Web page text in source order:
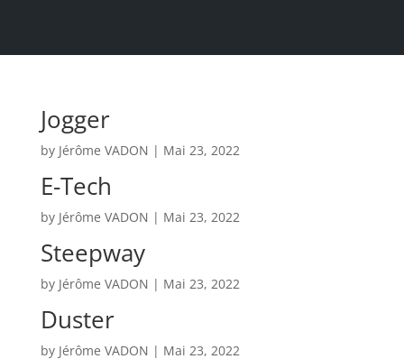
Jogger
by Jérôme VADON | Mai 23, 2022
E-Tech
by Jérôme VADON | Mai 23, 2022
Steepway
by Jérôme VADON | Mai 23, 2022
Duster
by Jérôme VADON | Mai 23, 2022